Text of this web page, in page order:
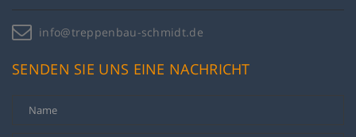
info@treppenbau-schmidt.de
SENDEN SIE UNS EINE NACHRICHT